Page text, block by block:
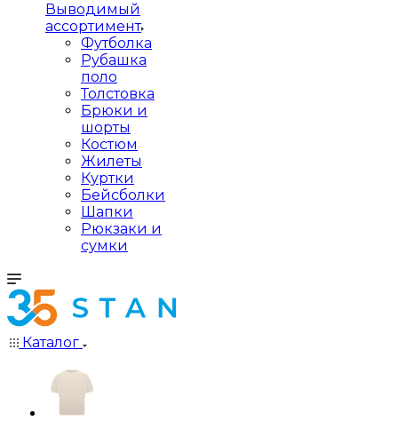
Выводимый
ассортимент
Футболка
Рубашка
поло
Толстовка
Брюки и
шорты
Костюм
Жилеты
Куртки
Бейсболки
Шапки
Рюкзаки и
сумки
Каталог